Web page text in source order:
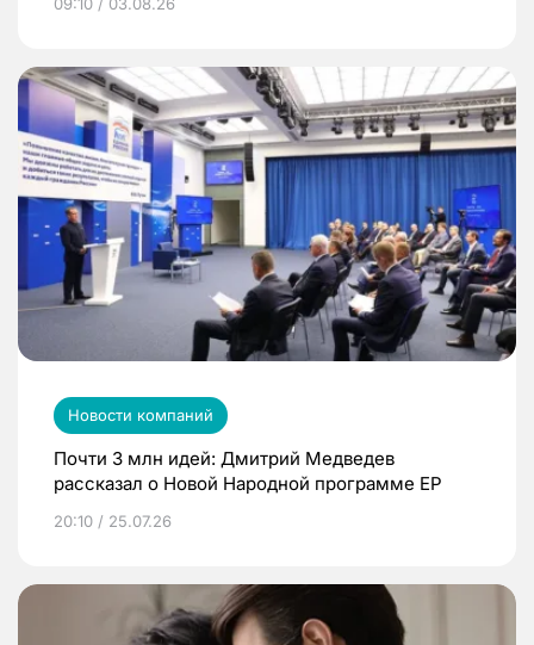
Новости компаний
Почти 3 млн идей: Дмитрий Медведев
рассказал о Новой Народной программе ЕР
20:10 / 25.07.26